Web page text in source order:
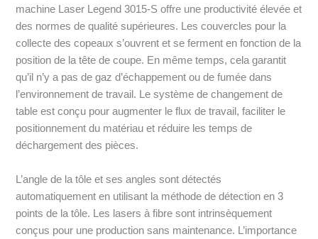
machine Laser Legend 3015-S offre une productivité élevée et
des normes de qualité supérieures. Les couvercles pour la
collecte des copeaux s’ouvrent et se ferment en fonction de la
position de la tête de coupe. En même temps, cela garantit
qu’il n’y a pas de gaz d’échappement ou de fumée dans
l’environnement de travail. Le système de changement de
table est conçu pour augmenter le flux de travail, faciliter le
positionnement du matériau et réduire les temps de
déchargement des pièces.
L’angle de la tôle et ses angles sont détectés
automatiquement en utilisant la méthode de détection en 3
points de la tôle. Les lasers à fibre sont intrinsèquement
conçus pour une production sans maintenance. L’importance